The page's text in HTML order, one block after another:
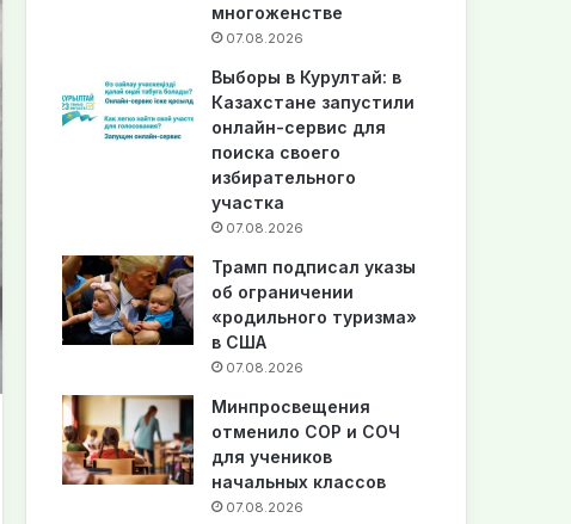
многоженстве
07.08.2026
Выборы в Курултай: в
Казахстане запустили
онлайн-сервис для
поиска своего
избирательного
участка
07.08.2026
Трамп подписал указы
об ограничении
«родильного туризма»
в США
07.08.2026
Минпросвещения
отменило СОР и СОЧ
для учеников
начальных классов
07.08.2026